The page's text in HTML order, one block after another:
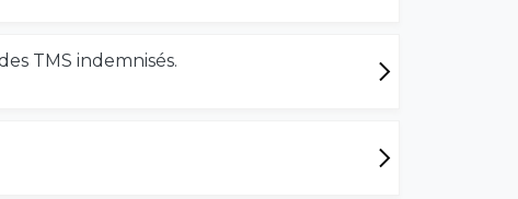
TMS indemnisés.